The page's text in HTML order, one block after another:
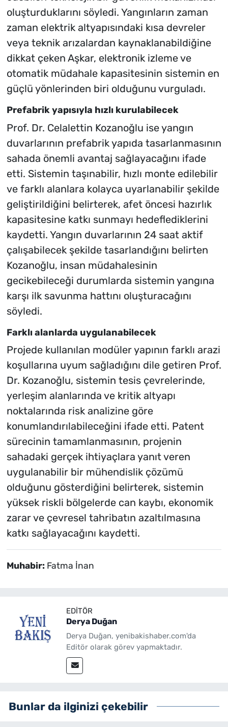
oluşturduklarını söyledi. Yangınların zaman
zaman elektrik altyapısındaki kısa devreler
veya teknik arızalardan kaynaklanabildiğine
dikkat çeken Aşkar, elektronik izleme ve
otomatik müdahale kapasitesinin sistemin en
güçlü yönlerinden biri olduğunu vurguladı.
Prefabrik yapısıyla hızlı kurulabilecek
Prof. Dr. Celalettin Kozanoğlu ise yangın
duvarlarının prefabrik yapıda tasarlanmasının
sahada önemli avantaj sağlayacağını ifade
etti. Sistemin taşınabilir, hızlı monte edilebilir
ve farklı alanlara kolayca uyarlanabilir şekilde
geliştirildiğini belirterek, afet öncesi hazırlık
kapasitesine katkı sunmayı hedeflediklerini
kaydetti. Yangın duvarlarının 24 saat aktif
çalışabilecek şekilde tasarlandığını belirten
Kozanoğlu, insan müdahalesinin
gecikebileceği durumlarda sistemin yangına
karşı ilk savunma hattını oluşturacağını
söyledi.
Farklı alanlarda uygulanabilecek
Projede kullanılan modüler yapının farklı arazi
koşullarına uyum sağladığını dile getiren Prof.
Dr. Kozanoğlu, sistemin tesis çevrelerinde,
yerleşim alanlarında ve kritik altyapı
noktalarında risk analizine göre
konumlandırılabileceğini ifade etti. Patent
sürecinin tamamlanmasının, projenin
sahadaki gerçek ihtiyaçlara yanıt veren
uygulanabilir bir mühendislik çözümü
olduğunu gösterdiğini belirterek, sistemin
yüksek riskli bölgelerde can kaybı, ekonomik
zarar ve çevresel tahribatın azaltılmasına
katkı sağlayacağını kaydetti.
Muhabir: Fatma İnan
EDITÖR
Derya Duğan
Derya Duğan, yenibakishaber.com'da
Editör olarak görev yapmaktadır.
Bunlar da ilginizi çekebilir